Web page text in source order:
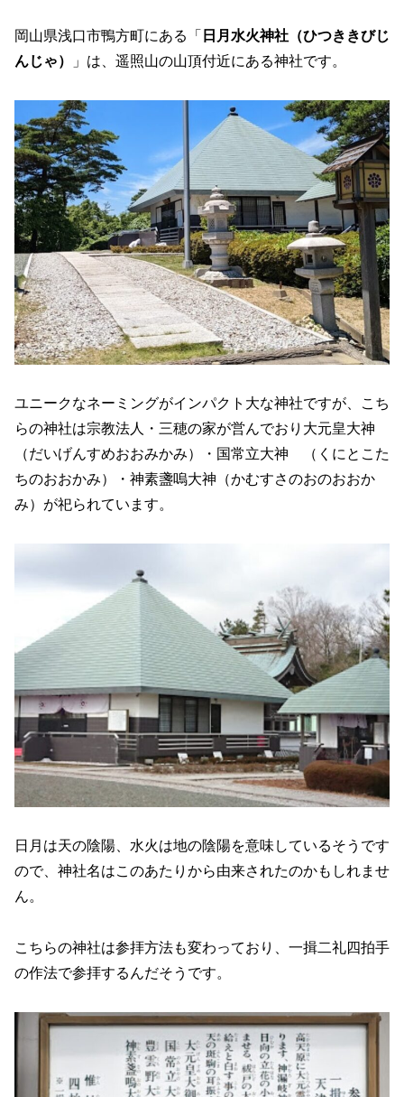
岡山県浅口市鴨方町にある「 日月水火神社（ひつききびじ
んじゃ）
」は、遥照山の山頂付近にある神社です。
ユニークなネーミングがインパクト大な神社ですが、こち
らの神社は宗教法人・三穂の家が営んでおり大元皇大神
（だいげんすめおおみかみ）・国常立大神 （くにとこた
ちのおおかみ）・神素盞嗚大神（かむすさのおのおおか
み）が祀られています。
日月は天の陰陽、水火は地の陰陽を意味しているそうです
ので、神社名はこのあたりから由来されたのかもしれませ
ん。
こちらの神社は参拝方法も変わっており、一揖二礼四拍手
の作法で参拝するんだそうです。